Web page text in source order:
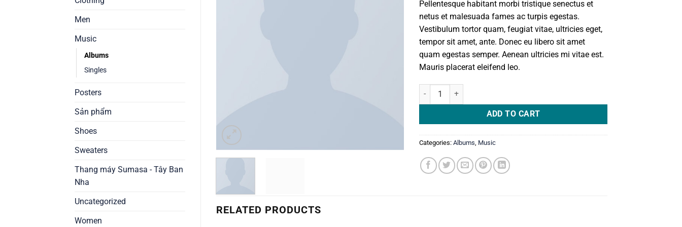
Men
Music
Albums
Singles
Posters
Sản phẩm
Shoes
Sweaters
Thang máy Sumasa - Tây Ban
Nha
Uncategorized
Women
based
on
customer
ratings
Pellentesque habitant morbi tristique senectus et
netus et malesuada fames ac turpis egestas.
Vestibulum tortor quam, feugiat vitae, ultricies eget,
tempor sit amet, ante. Donec eu libero sit amet
quam egestas semper. Aenean ultricies mi vitae est.
Mauris placerat eleifend leo.
Woo Album #3 quantity
ADD TO CART
Categories:Albums Music
RELATED PRODUCTS